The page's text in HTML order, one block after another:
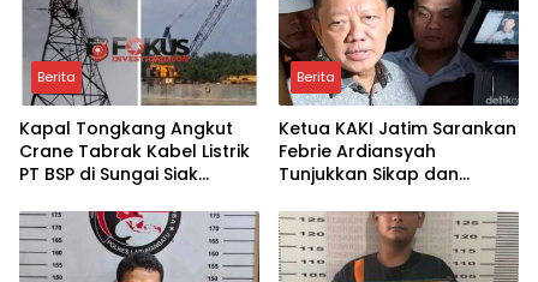
Berita
Kapal Tongkang Angkut
Crane Tabrak Kabel Listrik
PT BSP di Sungai Siak
Berita
Ketua KAKI Jatim Sarankan
Febrie Ardiansyah
Tunjukkan Sikap dan
Bukan Ajukan Praperadilan